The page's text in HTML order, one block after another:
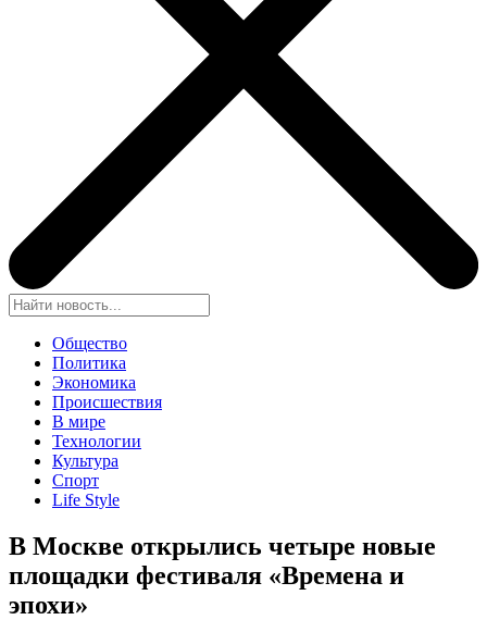
Общество
Политика
Экономика
Происшествия
В мире
Технологии
Культура
Спорт
Life Style
В Москве открылись четыре новые
площадки фестиваля «Времена и
эпохи»